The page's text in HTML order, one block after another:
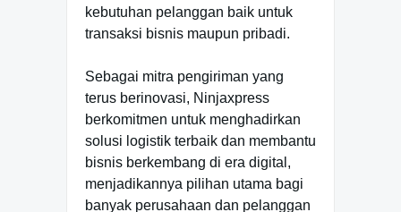
kebutuhan pelanggan baik untuk
transaksi bisnis maupun pribadi.
Sebagai mitra pengiriman yang
terus berinovasi, Ninjaxpress
berkomitmen untuk menghadirkan
solusi logistik terbaik dan membantu
bisnis berkembang di era digital,
menjadikannya pilihan utama bagi
banyak perusahaan dan pelanggan